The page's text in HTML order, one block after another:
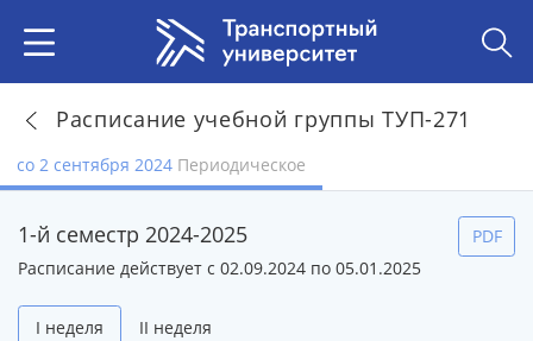
Расписание учебной группы ТУП-271
со 2 сентября 2024 Периодическое
1-й семестр 2024-2025
Расписание действует с 02.09.2024 по 05.01.2025
I неделя II неделя
PDF